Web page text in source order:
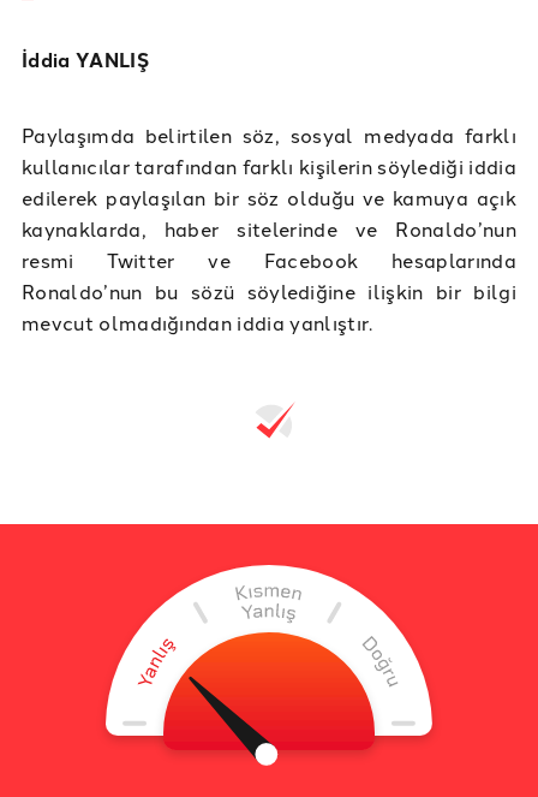
İddia YANLIŞ
Paylaşımda belirtilen söz, sosyal medyada farklı
kullanıcılar tarafından farklı kişilerin söylediği iddia
edilerek paylaşılan bir söz olduğu ve kamuya açık
kaynaklarda, haber sitelerinde ve Ronaldo’nun
resmi Twitter ve Facebook hesaplarında
Ronaldo’nun bu sözü söylediğine ilişkin bir bilgi
mevcut olmadığından iddia yanlıştır.